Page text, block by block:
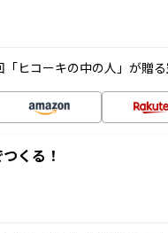
ヒコーキの中の人」が贈る
くる！